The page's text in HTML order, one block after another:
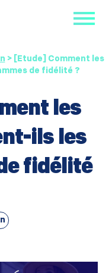
> [Etude] Comment les
de fidélité ?
les
ils les
fidélité